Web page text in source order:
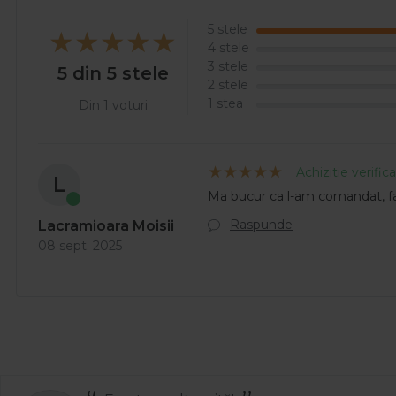
5 din 5 stele
Din 1 voturi
5 stele
4 stele
3 stele
2 stele
1 stea
L
Lacramioara Moisii
08 sept. 2025
Achizitie
Ma bucur ca l-am comandat,
Raspunde